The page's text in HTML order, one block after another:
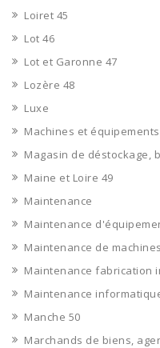
Loiret 45
Lot 46
Lot et Garonne 47
Lozère 48
Luxe
Machines et
Magasin de déstockage,
Maine et Loire 49
Maintenance
Maintenance
Maintenance de
Maintenance fabrication
Maintenance
Manche 50
Marchands de biens,